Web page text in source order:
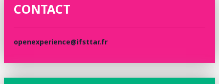
CONTACT
openexperience@ifsttar.fr